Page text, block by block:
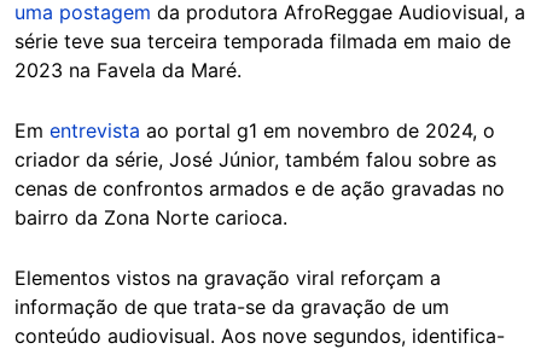
uma postagem da produtora AfroReggae Audiovisual, a
série teve sua terceira temporada filmada em maio de
2023 na Favela da Maré.
Em entrevista ao portal g1 em novembro de 2024, o
criador da série, José Júnior, também falou sobre as
cenas de confrontos armados e de ação gravadas no
bairro da Zona Norte carioca.
Elementos vistos na gravação viral reforçam a
informação de que trata-se da gravação de um
conteúdo audiovisual. Aos nove segundos, identifica-